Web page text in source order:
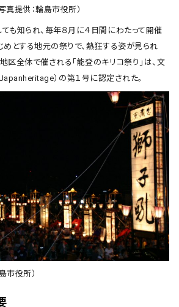
真提供：輪島市役所）
も知られ、毎年８月に４日間にわたって開催
めとする地元の祭りで、熱狂する姿が見られ
区全体で催される「能登のキリコ祭り」は、文
）の第１号に認定された。
市役所）